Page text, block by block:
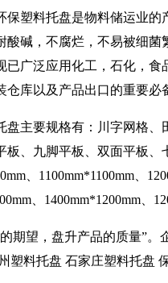
保塑料托盘是物料储运业
酸碱，不腐烂，不易被细
已广泛应用化工，石化，
仓库以及产品出口的重要必
盘主要规格有：川字网格
、九脚平板、双面平板、
、1100mm*1100mm、
、1400mm*1200mm、
期望，盘升产品的质量”
塑料托盘 石家庄塑料托盘